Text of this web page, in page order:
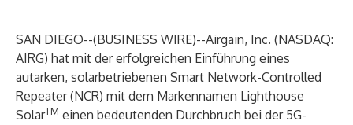
SAN DIEGO--(BUSINESS WIRE)--Airgain, Inc. (NASDAQ:
AIRG) hat mit der erfolgreichen Einführung eines
autarken, solarbetriebenen Smart Network-Controlled
Repeater (NCR) mit dem Markennamen Lighthouse
SolarTM einen bedeutenden Durchbruch bei der 5G-